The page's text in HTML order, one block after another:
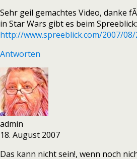
Sehr geil gemachtes Video, danke
in Star Wars gibt es beim Spreeblick:
http://www.spreeblick.com/2007/
Antworten
admin
18. August 2007
Das kann nicht sein!, wenn noch